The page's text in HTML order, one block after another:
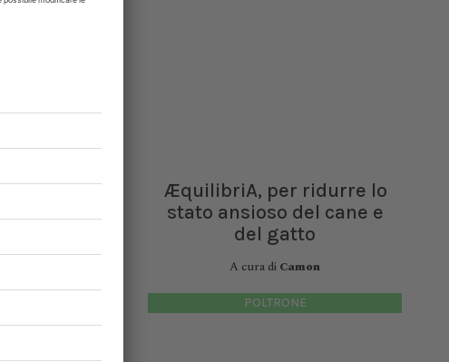
sapere
Ogni
per gli
la loro
accurate
e
2025
animali da
ÆquilibriA, per ridurre lo
stato ansioso del cane e
del gatto
A cura di Camon
POLTRONE